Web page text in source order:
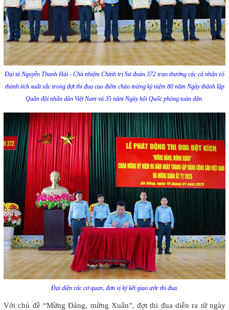
Đại tá Nguyễn Thanh Hải - Chủ nhiệm Chính trị Sư đoàn 372 trao thưởng các cá nhân có
thành tích xuất sắc trong đợt thi đua cao điểm chào mừng kỷ niệm 80 năm Ngày thành lập
Quân đội nhân dân Việt Nam và 35 năm Ngày hội Quốc phòng toàn dân.
Đại diện các cơ quan, đơn vị ký kết giao ước thi đua.
Với chủ đề “Mừng Đảng, mừng Xuân”, đợt thi đua diễn ra từ ngày